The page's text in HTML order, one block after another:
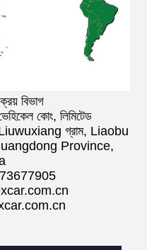
বিভাগ
কোং, লিমিটেড
গ্রাম, Liaobu
Province,